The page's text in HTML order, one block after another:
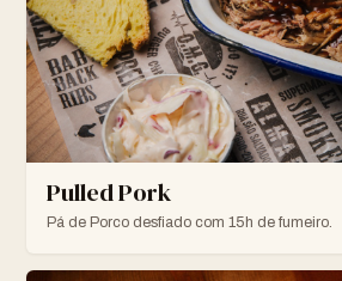
Pulled Pork
Pá de Porco desfiado com 15h de fumeiro.